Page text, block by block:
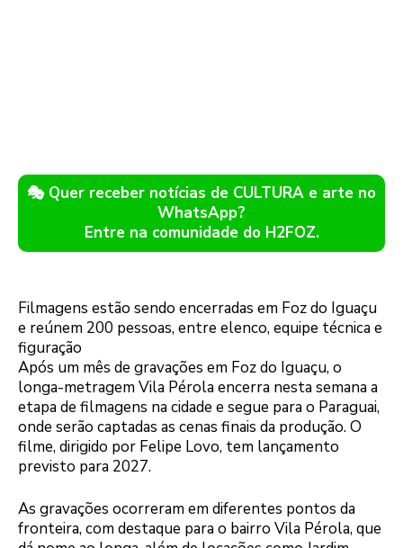
🎭 Quer receber notícias de CULTURA e arte no
WhatsApp?
Entre na comunidade do H2FOZ.
Filmagens estão sendo encerradas em Foz do Iguaçu
e reúnem 200 pessoas, entre elenco, equipe técnica e
figuração
Após um mês de gravações em Foz do Iguaçu, o
longa-metragem Vila Pérola encerra nesta semana a
etapa de filmagens na cidade e segue para o Paraguai,
onde serão captadas as cenas finais da produção. O
filme, dirigido por Felipe Lovo, tem lançamento
previsto para 2027.
As gravações ocorreram em diferentes pontos da
fronteira, com destaque para o bairro Vila Pérola, que